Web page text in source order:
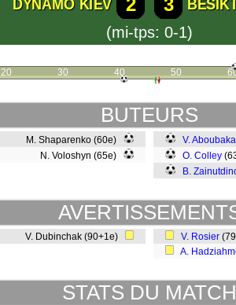
DYNAMO KIEV 2 3
(mi-tps: 0-1)
20 30 40 50
BUTEURS
M. Shaparenko (60e)
N. Voloshyn (65e)
V.
O. Colley
B.
V. Dubinchak (90+1e) V. Rosier
A.
STATS DU MATCH